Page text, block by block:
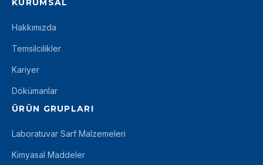
KURUMSAL
Hakkımızda
Temsilcilikler
Kariyer
Dökümanlar
ÜRÜN GRUPLARI
Laboratuvar Sarf Malzemeleri
Kimyasal Maddeler